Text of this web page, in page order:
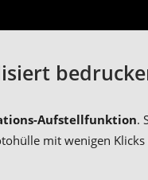
Aufstellfunktion.
mit wenigen